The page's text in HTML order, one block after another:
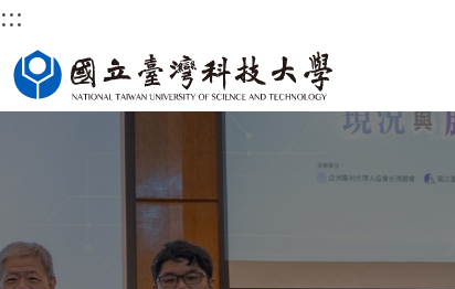
跳
到
主
:::
國立臺灣科技大學首頁